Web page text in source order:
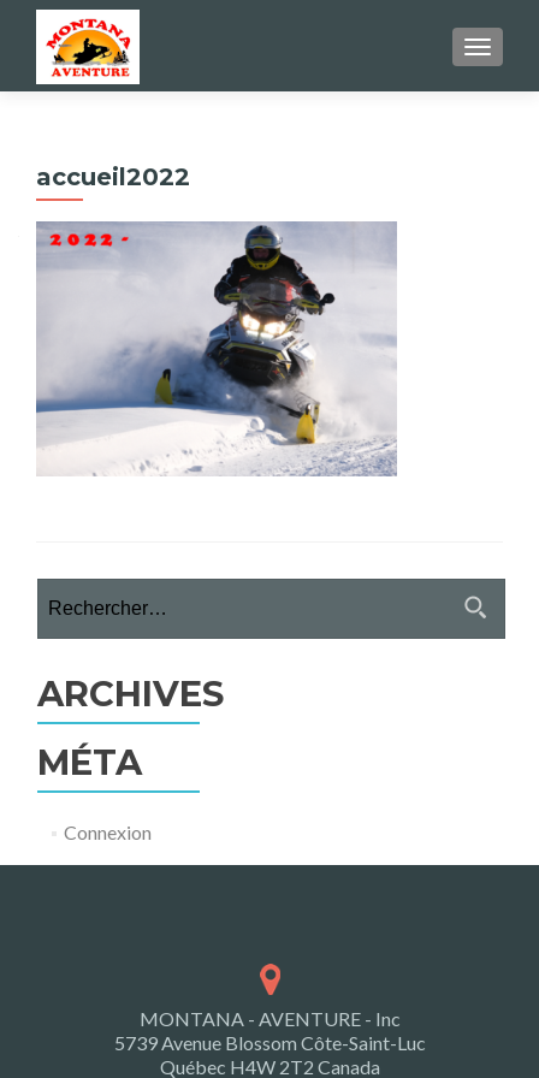
accueil2022
ARCHIVES
MÉTA
Connexion
MONTANA - AVENTURE - Inc
5739 Avenue Blossom Côte-Saint-Luc
Québec H4W 2T2 Canada